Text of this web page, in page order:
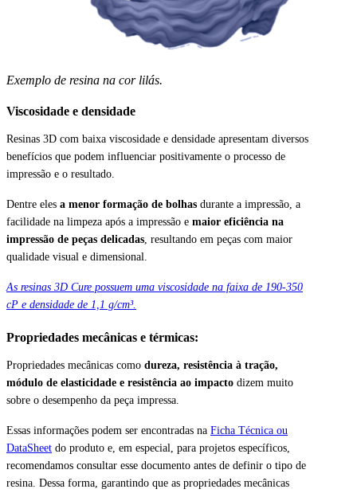
Exemplo de resina na cor lilás.
Viscosidade e densidade
Resinas 3D com baixa viscosidade e densidade apresentam diversos
benefícios que podem influenciar positivamente o processo de
impressão e o resultado.
Dentre eles a menor formação de bolhas durante a impressão, a
facilidade na limpeza após a impressão e maior eficiência na
impressão de peças delicadas , resultando em peças com maior
qualidade visual e dimensional.
As resinas 3D Cure possuem uma viscosidade na faixa de 190-350
cP e densidade de 1,1 g/cm³.
Propriedades mecânicas e térmicas:
Propriedades mecânicas como dureza, resistência à tração,
módulo de elasticidade e resistência ao impacto dizem muito
sobre o desempenho da peça impressa.
Essas informações podem ser encontradas na Ficha Técnica ou
DataSheet do produto e, em especial, para projetos específicos,
recomendamos consultar esse documento antes de definir o tipo de
resina. Dessa forma, garantindo que as propriedades mecânicas